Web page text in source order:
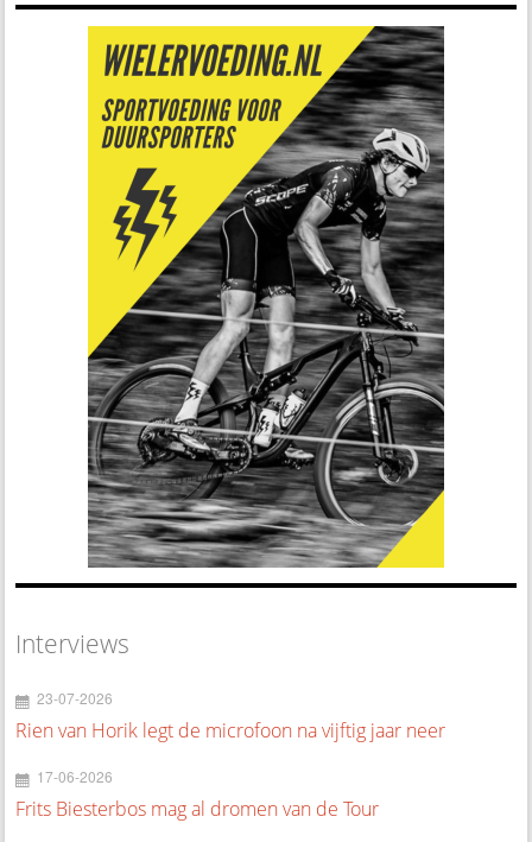
Interviews
23-07-2026
Rien van Horik legt de microfoon na vijftig jaar neer
17-06-2026
Frits Biesterbos mag al dromen van de Tour